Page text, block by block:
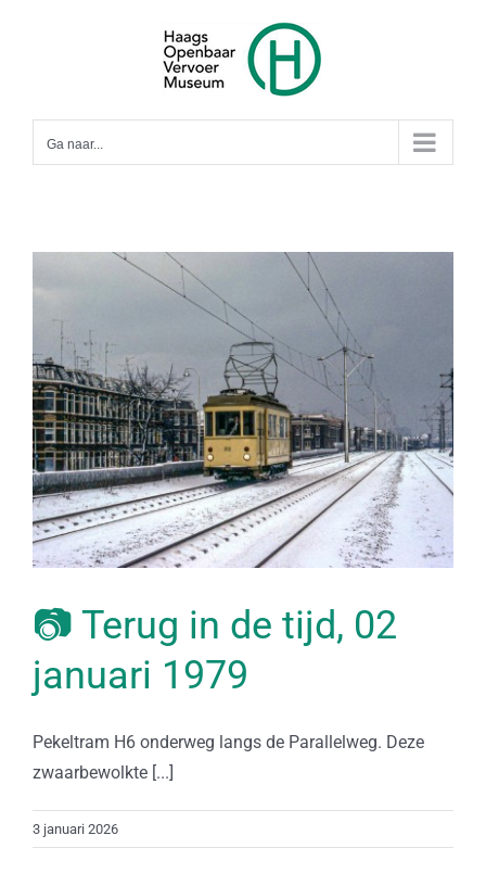
Ga naar...
📷 Terug in de tijd, 02
januari 1979
Pekeltram H6 onderweg langs de Parallelweg. Deze
zwaarbewolkte [...]
3 januari 2026